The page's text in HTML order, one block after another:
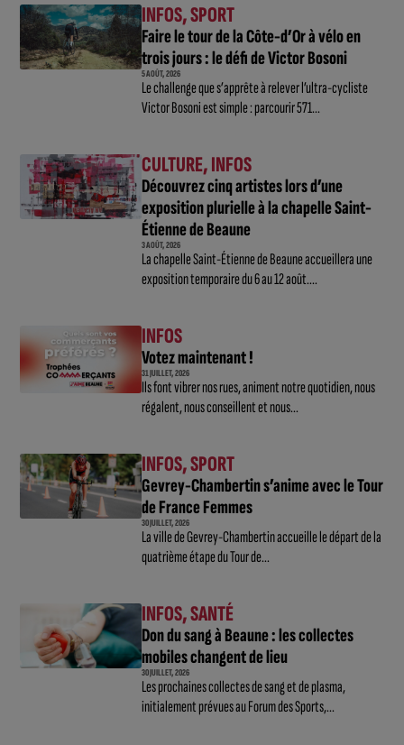
INFOS,SPORT
Faire le tour de la Côte-d’Or à vélo en
trois jours : le défi de Victor Bosoni
5 AOÛT, 2026
Le challenge que s’apprête à relever l’ultra-cycliste
Victor Bosoni est simple : parcourir 571...
CULTURE,INFOS
Découvrez cinq artistes lors d’une
exposition plurielle à la chapelle Saint-
Étienne de Beaune
3 AOÛT, 2026
La chapelle Saint-Étienne de Beaune accueillera une
exposition temporaire du 6 au 12 août....
INFOS
Votez maintenant !
31 JUILLET, 2026
Ils font vibrer nos rues, animent notre quotidien, nous
régalent, nous conseillent et nous...
INFOS,SPORT
Gevrey-Chambertin s’anime avec le Tour
de France Femmes
30 JUILLET, 2026
La ville de Gevrey-Chambertin accueille le départ de la
quatrième étape du Tour de...
INFOS,SANTÉ
Don du sang à Beaune : les collectes
mobiles changent de lieu
30 JUILLET, 2026
Les prochaines collectes de sang et de plasma,
initialement prévues au Forum des Sports,...